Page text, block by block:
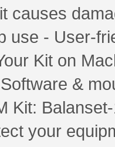
causes
use - User-
Kit on
&
Kit:
your